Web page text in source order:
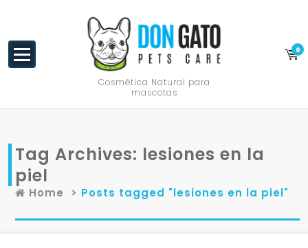
Cosmética Natural para
mascotas
0
Tag Archives: lesiones en la
piel
Home > Posts tagged "lesiones en la piel"